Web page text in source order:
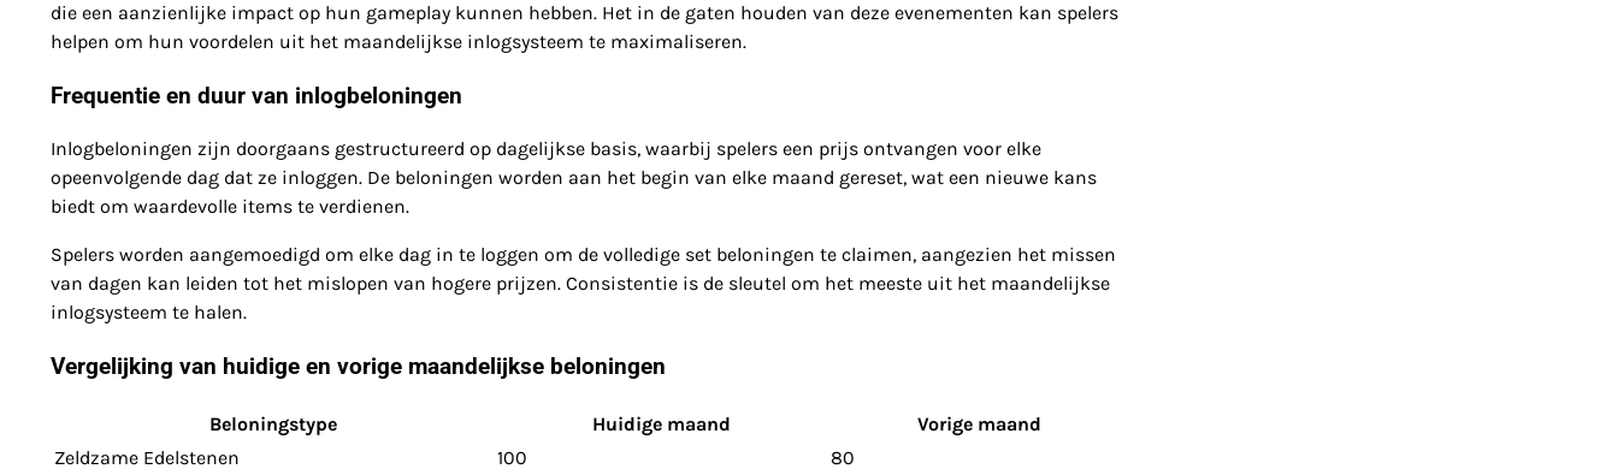
die een aanzienlijke impact op hun gameplay kunnen hebben. Het in de gaten houden van deze evenementen kan spelers
helpen om hun voordelen uit het maandelijkse inlogsysteem te maximaliseren.
Frequentie en duur van inlogbeloningen
Inlogbeloningen zijn doorgaans gestructureerd op dagelijkse basis, waarbij spelers een prijs ontvangen voor elke
opeenvolgende dag dat ze inloggen. De beloningen worden aan het begin van elke maand gereset, wat een nieuwe kans
biedt om waardevolle items te verdienen.
Spelers worden aangemoedigd om elke dag in te loggen om de volledige set beloningen te claimen, aangezien het missen
van dagen kan leiden tot het mislopen van hogere prijzen. Consistentie is de sleutel om het meeste uit het maandelijkse
inlogsysteem te halen.
Vergelijking van huidige en vorige maandelijkse beloningen
Beloningstype Huidige maand
Vorige maand
Zeldzame Edelstenen
100
80